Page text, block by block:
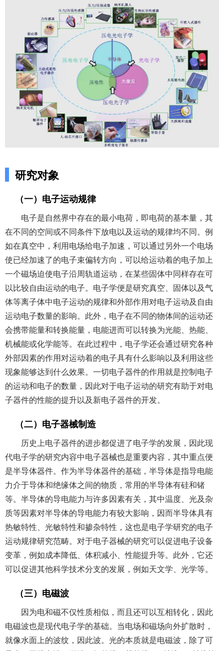
研究对象
（一）电子运动规律
电子是自然界中存在的最小电荷，即电荷的基本量，其
在不同的空间或不同条件下放电以及运动的规律均不同。例
如在真空中，利用电场给电子加速，可以通过另外一个电场
使已经加速了的电子束偏转方向，可以给运动着的电子加上
一个磁场迫使电子沿周轨道运动，在某些固体中同样存在可
以比较自由运动的电子。电子学便是研究真空、固体以及气
体等离子体中电子运动的规律和外部作用对电子运动及自由
运动电子数量的影响。此外，电子在不同的物体间的运动还
会携带能量和转换能量，电能进而可以转换为光能、热能、
机械能或化学能等。在此过程中，电子学还会通过研究各种
外部因素的作用对运动着的电子具有什么影响以及利用这些
现象能够达到什么效果。一切电子器件的作用就是控制电子
的运动和电子的数量，因此对于电子运动的研究有助于对电
子器件的性能的提升以及新电子器件的开发。
（二）电子器械制造
历史上电子器件的进步都促进了电子学的发展，因此现
代电子学的研究内容中电子器械也是重要内容，其中重点便
是半导体器件。作为半导体器件的基础，半导体是指导电能
力介于导体和绝缘体之间的物质，常用的半导体有硅和锗
等。半导体的导电能力与许多因素有关，其中温度、光及杂
质等因素对半导体的导电能力有较大影响，因而半导体具有
热敏特性、光敏特性和掺杂特性，这也是电子学研究的电子
运动规律研究范畴。对于电子器械的研究可以促进电子设备
变革，例如成本降低、体积减小、性能提升等。此外，它还
可以促进其他科学技术分支的发展，例如天文学、光学等。
（三）电磁波
因为电和磁不仅性质相似，而且还可以互相转化，因此
电磁波也是现代电子学的基础。当电场和磁场向外扩散时，
就像水面上的波纹，因此波。光的本质就是电磁波，除了可